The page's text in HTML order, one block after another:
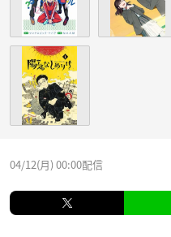
04/12(月) 00:00配信